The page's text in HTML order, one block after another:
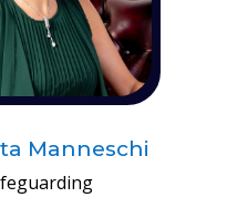
Manneschi